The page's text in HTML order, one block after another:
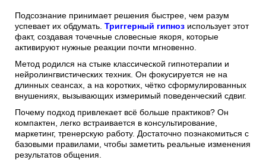
Подсознание принимает решения быстрее, чем разум
успевает их обдумать. Триггерный гипноз использует этот
факт, создавая точечные словесные якоря, которые
активируют нужные реакции почти мгновенно.
Метод родился на стыке классической гипнотерапии и
нейролингвистических техник. Он фокусируется не на
длинных сеансах, а на коротких, чётко сформулированных
внушениях, вызывающих измеримый поведенческий сдвиг.
Почему подход привлекает всё больше практиков? Он
компактен, легко встраивается в консультирование,
маркетинг, тренерскую работу. Достаточно познакомиться с
базовыми правилами, чтобы заметить реальные изменения
результатов общения.